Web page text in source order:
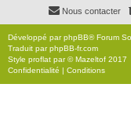
Nous contacter
Développé parphpBB® Forum
Traduit parphpBB-fr.com
Style proflat par ©Mazeltof 2017
Confidentialité | Conditions